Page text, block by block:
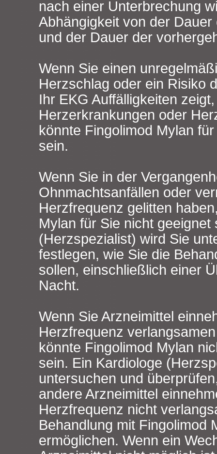
nach einer Unterbrechung
Abhängigkeit von der
und der Dauer der
Wenn Sie einen
Herzschlag oder ein Risiko
Ihr EKG Auffälligkeiten
Herzerkrankungen oder
könnte Fingolimod Mylan
sein.
Wenn Sie in der
Ohnmachtsanfällen oder
Herzfrequenz gelitten
Mylan für Sie nicht geeignet
(Herzspezialist) wird Sie
festlegen, wie Sie die
sollen, einschließlich einer
Nacht.
Wenn Sie Arzneimittel
Herzfrequenz
könnte Fingolimod Mylan
sein. Ein Kardiologe
untersuchen und
andere Arzneimittel
Herzfrequenz nicht
Behandlung mit Fingolimod
ermöglichen. Wenn ein